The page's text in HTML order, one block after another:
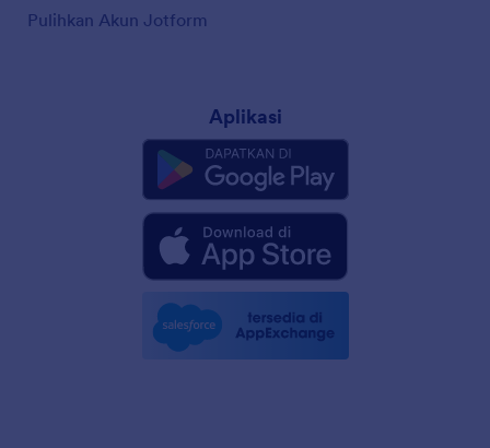
Pulihkan Akun Jotform
Aplikasi